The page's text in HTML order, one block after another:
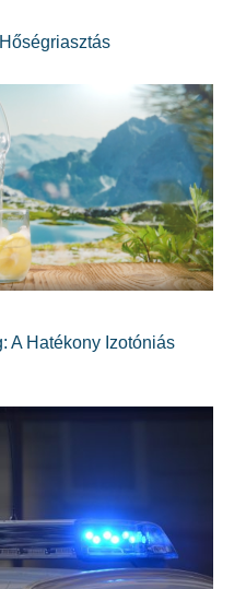
A Hatékony Izotóniás